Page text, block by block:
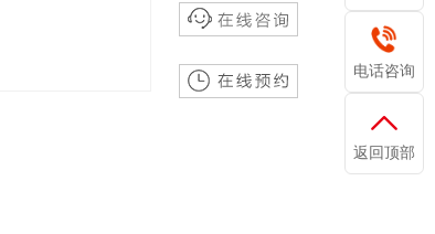
电话咨询
173-2328-
返回顶部